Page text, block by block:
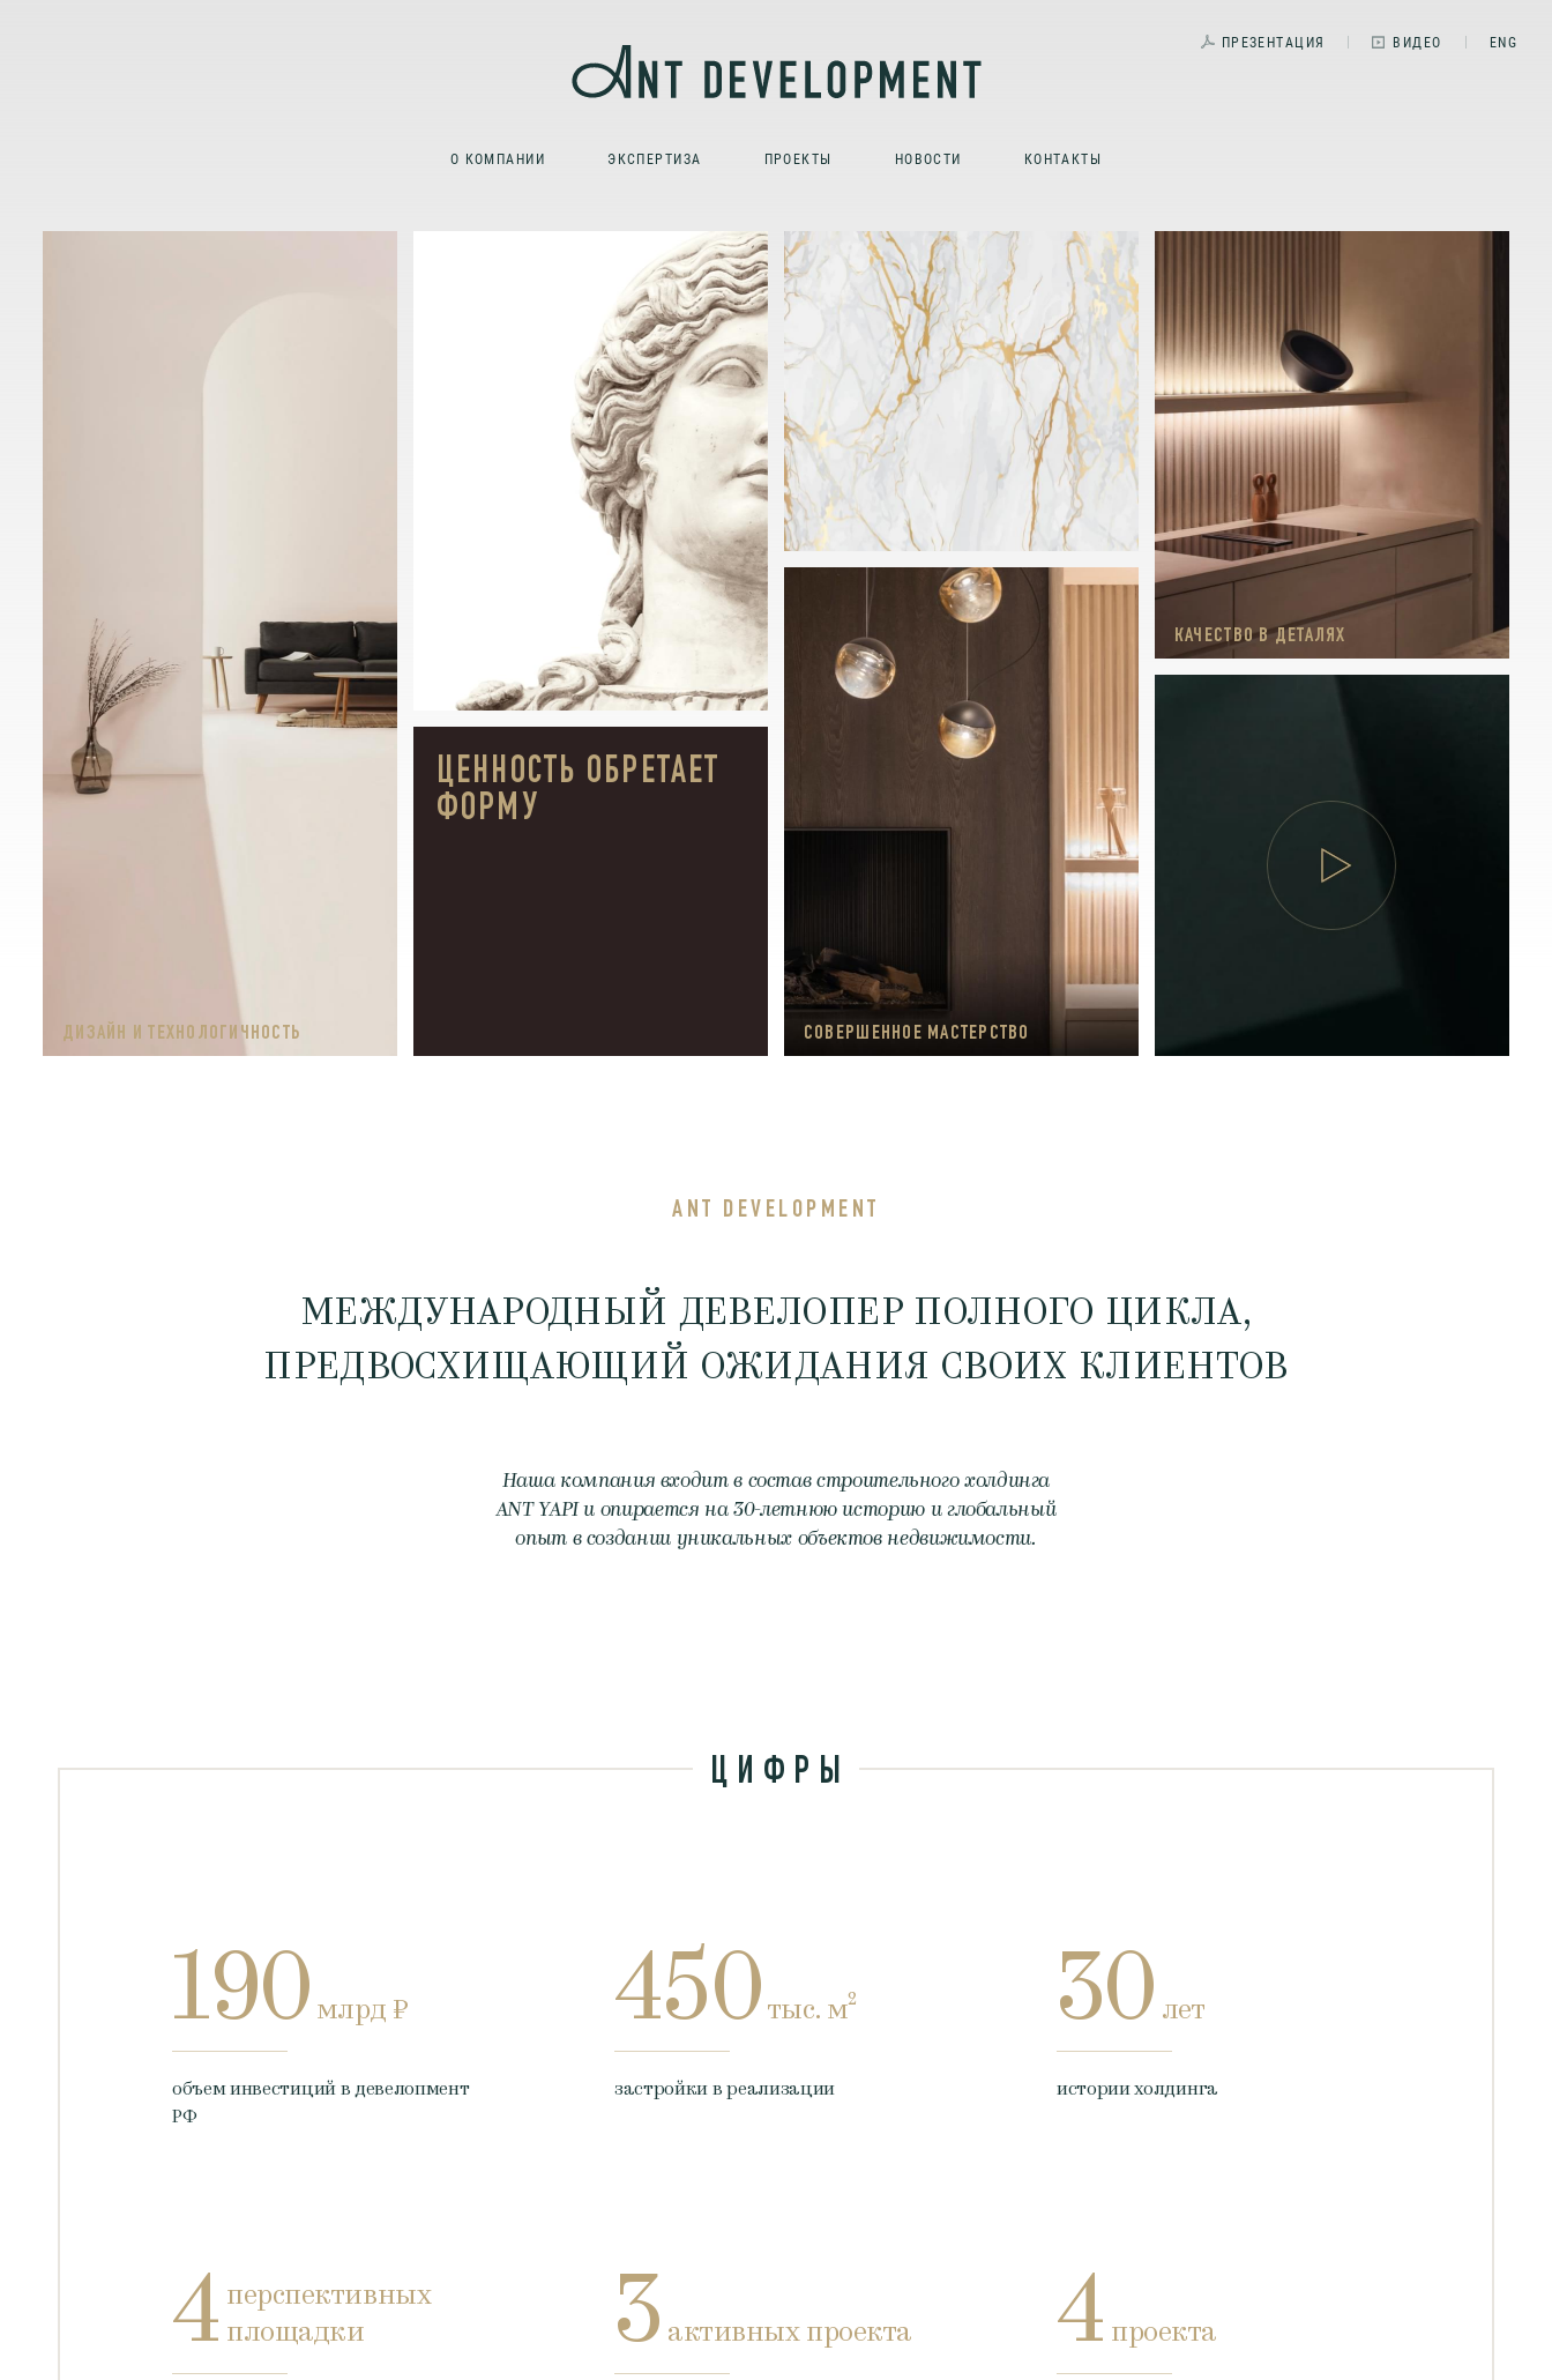
ПРЕЗЕНТАЦИЯ ВИДЕО ENG
О КОМПАНИИ ЭКСПЕРТИЗА ПРОЕКТЫ НОВОСТИ КОНТАКТЫ
ДИЗАЙН И ТЕХНОЛОГИЧНОСТЬ
АКТУАЛЬНЫЕ НА
ДЕСЯТИЛЕТИЯ
ВПЕРЕД
МЫ СОЗДАЕМ НЕ
ПРОСТО ЖИЛЬЕ,
МЫ СОЗДАЕМ
ИНФРАСТРУКТУРУ
БЛАГОПОЛУЧИЯ
ЦЕННОСТЬ ОБРЕТАЕТ
ФОРМУ
ФОРМИРУЕМ
ПЕРЕДОВОЕ
СООБЩЕСТВО
ЖИЛЬЦОВ
СОВЕРШЕННОЕ МАСТЕРСТВО
ГАРАНТИРУЕМ
КОМФОРТ, КРАСОТУ
И УДОВОЛЬСТВИЕ
КАЧЕСТВО В ДЕТАЛЯХ
УНИКАЛЬНЫЕ
СЕРВИСЫ В
КАЖДОМ ПРОЕКТЕ
ANT DEVELOPMENT
МЕЖДУНАРОДНЫЙ ДЕВЕЛОПЕР ПОЛНОГО ЦИКЛА,
ПРЕДВОСХИЩАЮЩИЙ ОЖИДАНИЯ СВОИХ КЛИЕНТОВ
Наша компания входит в состав строительного холдинга
ANT YAPI и опирается на 30-летнюю историю и глобальный
опыт в создании уникальных объектов недвижимости.
ЦИФРЫ
190 млрд ₽
объем инвестиций в девелопмент
РФ
450 тыс. м²
застройки в реализации
30 лет
истории холдинга
4 перспективных
площадки
3 активных проекта 4 проекта